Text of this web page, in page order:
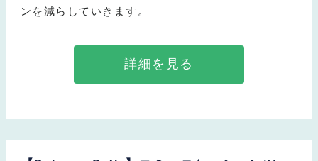
ンを減らしていきます。
詳細を見る